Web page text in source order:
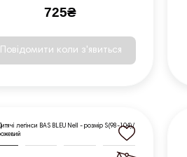
725₴
Повідомити коли з'явиться